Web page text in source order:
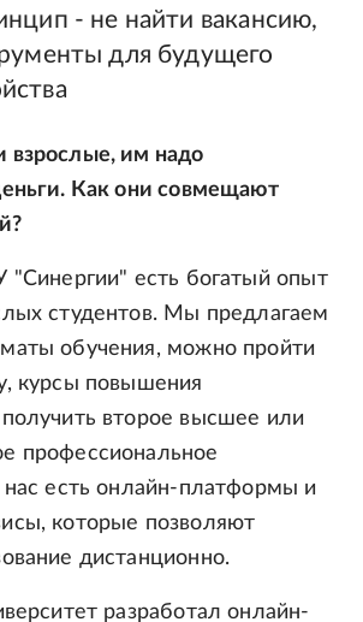
- не найти вакансию,
для будущего
взрослые, им надо
Как они совмещают
"Синергии" есть богатый опыт
студентов. Мы предлагаем
обучения, можно пройти
курсы повышения
второе высшее или
профессиональное
нас есть онлайн-платформы и
которые позволяют
дистанционно.
разработал онлайн-